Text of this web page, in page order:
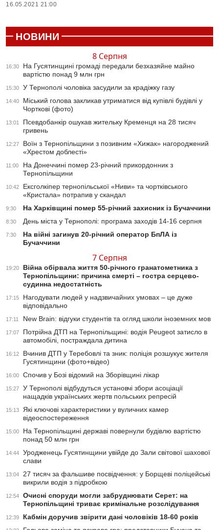
16.05.2021 21:00
НОВИНИ
8 Серпня
16:30
На Гусятинщині громаді передали безхазяйне майно
вартістю понад 9 млн грн
15:30 У Тернополі чоловіка засудили за крадіжку газу
14:40
Міський голова закликав утриматися від купівлі будівлі у
Чорткові (фото)
13:01
Псевдобанкір ошукав жительку Кременця на 28 тисяч
гривень
12:27
Воїн з Тернопільщини з позивним «Хижак» нагороджений
«Хрестом доблесті»
11:00
На Донеччині помер 23-річний прикордонник з
Тернопільщини
10:42
Ексголкіпер тернопільської «Ниви» та чортківського
«Кристала» потрапив у скандал
9:30 На Харківщині помер 55-річний захисник із Бучаччини
8:30 День міста у Тернополі: програма заходів 14-16 серпня
7:30
На війні загинув 20-річний оператор БпЛА із
Бучаччини
7 Серпня
19:20
Війна обірвала життя 50-річного гранатометника з
Тернопільщини: причина смерті – гостра серцево-
судинна недостатність
17:15
Нагодувати людей у надзвичайних умовах – це дуже
відповідально
17:11 New Brain: відгуки студентів та огляд школи іноземних мов
17:07
Потрійна ДТП на Тернопільщині: водія Peugeot затисло в
автомобілі, постраждала дитина
16:12
Вчинив ДТП у Теребовлі та зник: поліція розшукує жителя
Гусятинщини (фото+відео)
16:00 Спочив у Бозі відомий на Зборівщині лікар
15:27
У Тернополі відбудуться установчі збори асоціації
нащадків українських жертв польських репресій
15:13
Які ключові характеристики у вуличних камер
відеоспостереження
15:00
На Тернопільщині державі повернули будівлю вартістю
понад 50 млн грн
14:44
Уродженець Гусятинщини увійде до Зали світової шахової
слави
13:04
27 тисяч за фальшиве посвідчення: у Борщеві поліцейські
викрили водія з підробкою
12:54
Очисні споруди могли забруднювати Серет: на
Тернопільщині триває кримінальне розслідування
12:39 Кабмін доручив звірити дані чоловіків 18-60 років